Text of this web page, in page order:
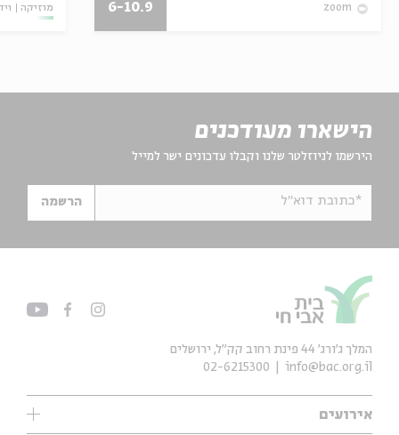
zoom
6-10.9 מוזיקה
הישארו מעודכנים
הירשמו לניוזלטר שלנו וקבלו עדכונים ישר למייל
*כתובת דוא"ל הרשמה
אירועים
המלך ג'ורג' 44 פינת רחוב קק״ל, ירושלים
info@bac.org.il
02-6215300